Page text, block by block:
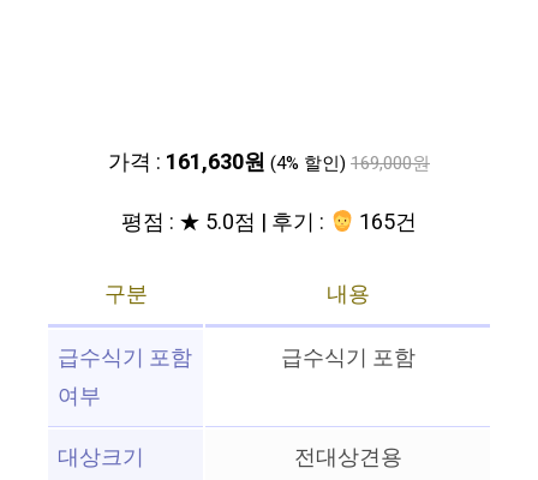
가격 : 161,630원 (4% 할인) 169,000원
평점 : ★ 5.0점 | 후기 : 165건
구분
내용
급수식기 포함
여부
급수식기 포함
대상크기
전대상견용